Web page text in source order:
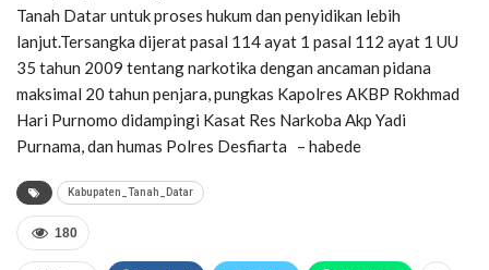
Tanah Datar untuk proses hukum dan penyidikan lebih
lanjut.Tersangka dijerat pasal 114 ayat 1 pasal 112 ayat 1 UU
35 tahun 2009 tentang narkotika dengan ancaman pidana
maksimal 20 tahun penjara, pungkas Kapolres AKBP Rokhmad
Hari Purnomo didampingi Kasat Res Narkoba Akp Yadi
Purnama, dan humas Polres Desfiarta – habede
Kabupaten_Tanah_Datar
180